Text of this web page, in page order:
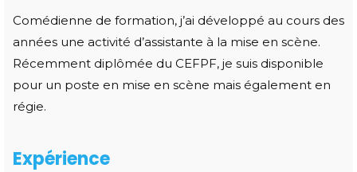
Comédienne de formation, j’ai développé au cours des
années une activité d’assistante à la mise en scène.
Récemment diplômée du CEFPF, je suis disponible
pour un poste en mise en scène mais également en
régie.
Expérience